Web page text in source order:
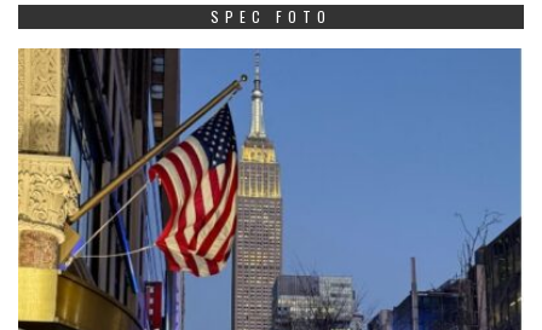
SPEC FOTO